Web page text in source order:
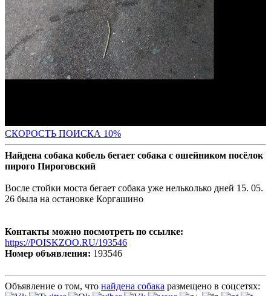
СКОРОСТЬ ПОИСКА 10%
Найдена собака кобель бегает собака с ошейником посёлок
пирого Пироговский
Восле стойки моста бегает собака уже нельколько дней 15. 05.
26 была на остановке Коргашино
Контакты можно посмотреть по ссылке:
https://POISKZOO.RU/193546
Номер объявления: 193546
Объявление о том, что найдена собака размещено в соцсетях: